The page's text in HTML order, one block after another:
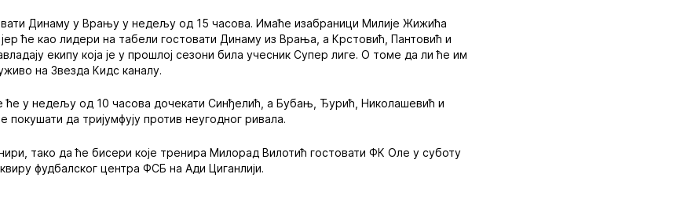
Динаму у Врању у недељу од 15 часова. Имаће изабраници Милије Жижића
ће као лидери на табели гостовати Динаму из Врања, а Крстовић, Пантовић и
екипу која је у прошлој сезони била учесник Супер лиге. О томе да ли ће им
на Звезда Кидс каналу.
ће у недељу од 10 часова дочекати Синђелић, а Бубањ, Ђурић, Николашевић и
покушати да тријумфују против неугодног ривала.
тако да ће бисери које тренира Милорад Вилотић гостовати ФК Оле у суботу
фудбалског центра ФСБ на Ади Циганлији.